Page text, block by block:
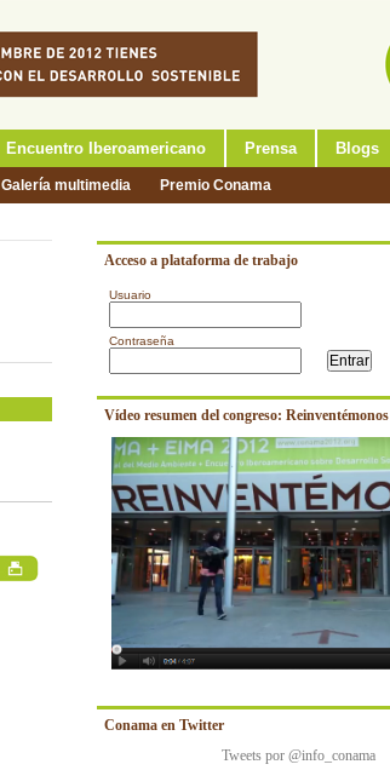
Encuentro Iberoamericano Prensa Blogs
Galería multimedia Premio Conama
Acceso a plataforma de trabajo
Usuario
Contraseña
Vídeo resumen del congreso: Reinventémonos
Conama en Twitter
Tweets por @info_conama